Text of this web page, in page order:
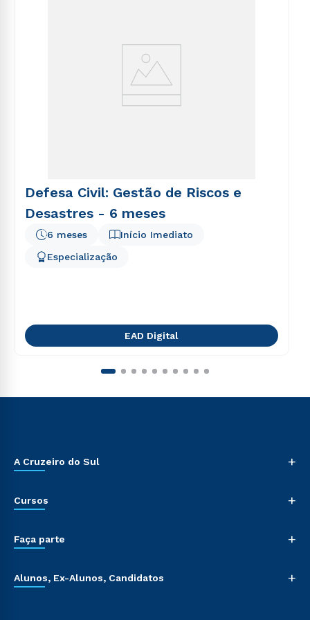
Defesa Civil: Gestão de Riscos e
Desastres - 6 meses
Início Imediato
6 meses
Especialização
EAD Digital
A Cruzeiro do Sul +
Cursos +
Faça parte +
Alunos, Ex-Alunos, Candidatos +